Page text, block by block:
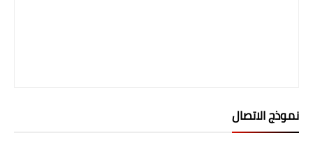
نموذج الاتصال